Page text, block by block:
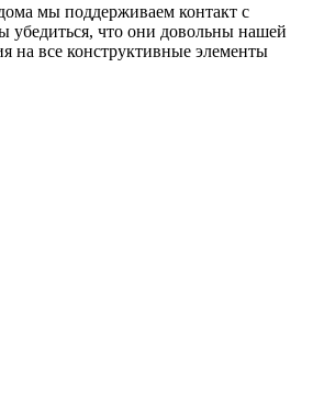
мы поддерживаем контакт с
убедиться, что они довольны нашей
на все конструктивные элементы